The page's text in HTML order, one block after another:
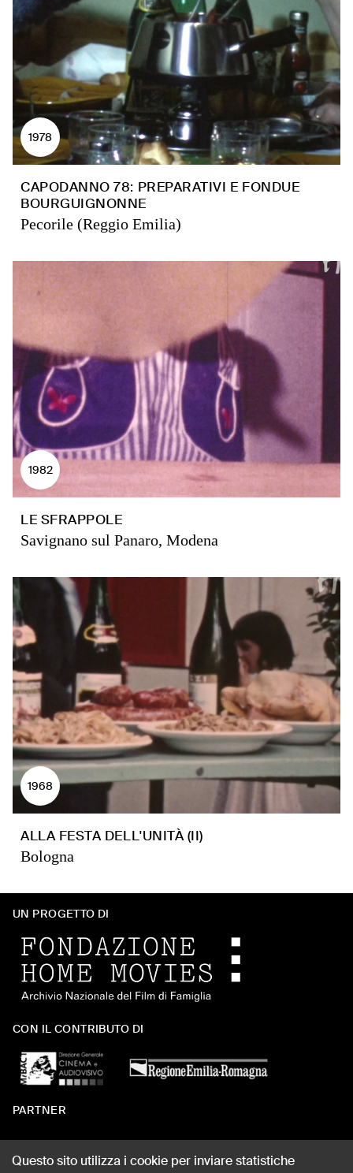
1978
CAPODANNO 78: PREPARATIVI E FONDUE
BOURGUIGNONNE
Pecorile (Reggio Emilia)
1982
LE SFRAPPOLE
Savignano sul Panaro, Modena
1968
ALLA FESTA DELL'UNITÀ (II)
Bologna
UN PROGETTO DI
CON IL CONTRIBUTO DI
PARTNER
Questo sito utilizza i cookie per inviare statistiche